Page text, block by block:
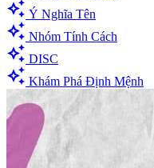
auto_awesome Ý Nghĩa Tên
auto_awesome Nhóm Tính Cách
auto_awesome DISC
auto_awesome Khám Phá Định Mệnh